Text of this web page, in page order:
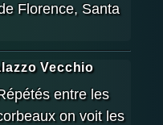
Florence, Santa
Vecchio
entre les
on voit les